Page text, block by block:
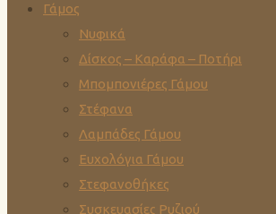
Γάμος
Νυφικά
Δίσκος – Καράφα – Ποτήρι
Μπομπονιέρες Γάμου
Στέφανα
Λαμπάδες Γάμου
Ευχολόγια Γάμου
Στεφανοθήκες
Συσκευασίες Ρυζιού